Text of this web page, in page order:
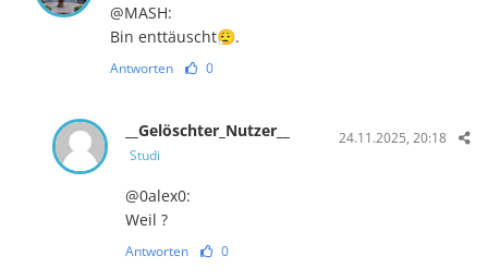
@MASH:
Bin enttäuscht😮‍💨.
Antworten 0
__Gelöschter_Nutzer__
Studi
24.11.2025, 20:18
@0alex0:
Weil ?
Antworten 0